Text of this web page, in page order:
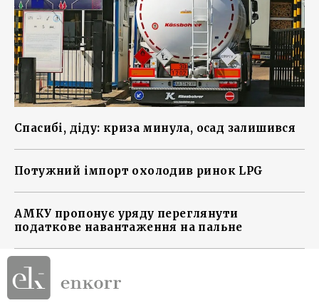
Спасибі, діду: криза минула, осад залишився
Потужний імпорт охолодив ринок LPG
АМКУ пропонує уряду переглянути
податкове навантаження на пальне